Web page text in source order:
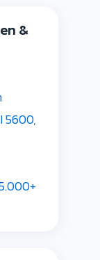
&
5600,